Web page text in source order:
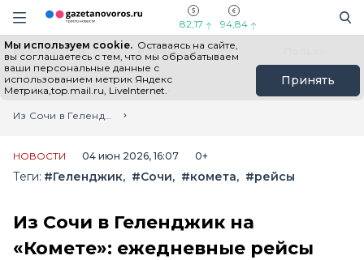
Информационный портал "ГазетаНоворос.ру"
Навигация сайта
82,17 94,84
Мы используем cookie. Оставаясь на сайте,
вы соглашаетесь с тем, что мы обрабатываем
ваши персональные данные с
использованием метрик Яндекс
Метрика,top.mail.ru, LiveInternet.
Принять
Все новости Новости России
Главная
Лента новостей
Из Сочи в Геленджик на «Комете»: ежедневные рейсы запустят с 12 июня
НОВОСТИ 04 июн 2026, 16:07 0+
Теги: #Геленджик #Сочи #комета #рейсы
Из Сочи в Геленджик на
«Комете»: ежедневные рейсы